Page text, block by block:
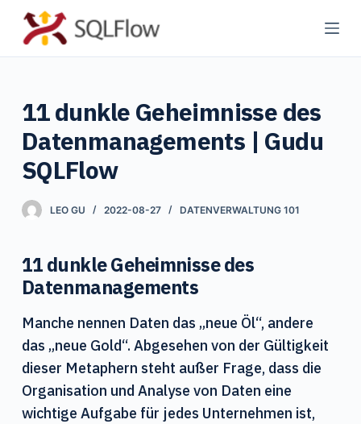
Z
u
n
s
e
n
11 dunkle Geheimnisse des
Datenmanagements | Gudu
SQLFlow
LEO GU 2022-08-27 DATENVERWALTUNG 101
11 dunkle Geheimnisse des
Datenmanagements
Manche nennen Daten das „neue Öl“, andere
das „neue Gold“. Abgesehen von der Gültigkeit
dieser Metaphern steht außer Frage, dass die
Organisation und Analyse von Daten eine
wichtige Aufgabe für jedes Unternehmen ist,